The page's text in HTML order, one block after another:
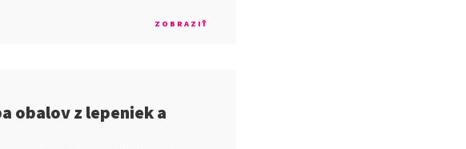
ZOBRAZIŤ
obalov z lepeniek a